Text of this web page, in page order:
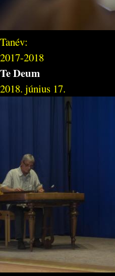
Tanév:
2017-2018
Te Deum
2018. június 17.